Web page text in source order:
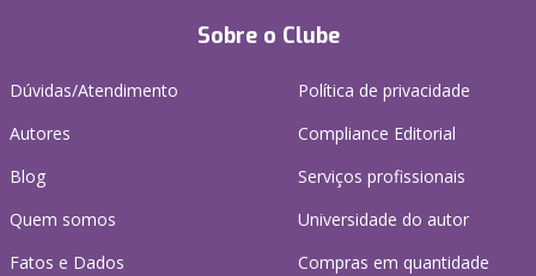
Sobre o Clube
Dúvidas/Atendimento
Autores
Blog
Quem somos
Fatos e Dados
Política de privacidade
Compliance Editorial
Serviços profissionais
Universidade do autor
Compras em quantidade